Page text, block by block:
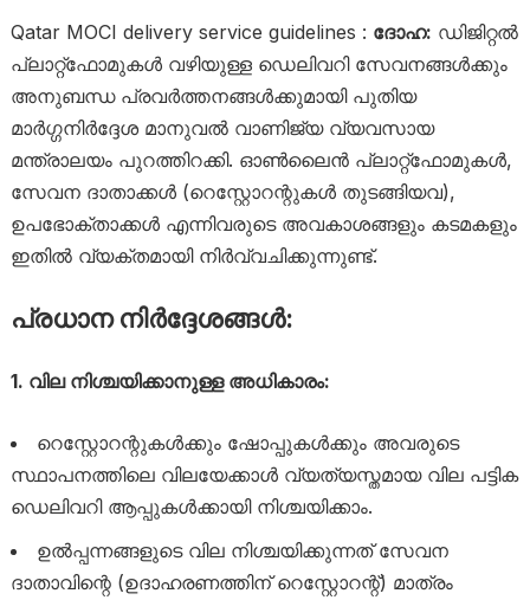
Qatar MOCI delivery service guidelines : ദോഹ: ഡിജിറ്റൽ
പ്ലാറ്റ്‌ഫോമുകൾ വഴിയുള്ള ഡെലിവറി സേവനങ്ങൾക്കും
അനുബന്ധ പ്രവർത്തനങ്ങൾക്കുമായി പുതിയ
മാർഗ്ഗനിർദ്ദേശ മാനുവൽ വാണിജ്യ വ്യവസായ
മന്ത്രാലയം പുറത്തിറക്കി. ഓൺലൈൻ പ്ലാറ്റ്‌ഫോമുകൾ,
സേവന ദാതാക്കൾ (റെസ്റ്റോറന്റുകൾ തുടങ്ങിയവ),
ഉപഭോക്താക്കൾ എന്നിവരുടെ അവകാശങ്ങളും കടമകളും
ഇതിൽ വ്യക്തമായി നിർവ്വചിക്കുന്നുണ്ട്.
പ്രധാന നിർദ്ദേശങ്ങൾ:
1. വില നിശ്ചയിക്കാനുള്ള അധികാരം:
റെസ്റ്റോറന്റുകൾക്കും ഷോപ്പുകൾക്കും അവരുടെ
സ്ഥാപനത്തിലെ വിലയേക്കാൾ വ്യത്യസ്തമായ വില പട്ടിക
ഡെലിവറി ആപ്പുകൾക്കായി നിശ്ചയിക്കാം.
ഉൽപ്പന്നങ്ങളുടെ വില നിശ്ചയിക്കുന്നത് സേവന
ദാതാവിന്റെ (ഉദാഹരണത്തിന് റെസ്റ്റോറന്റ്) മാത്രം